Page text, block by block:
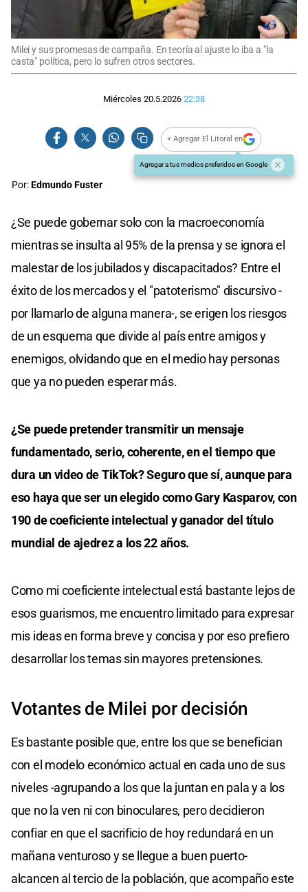
Milei y sus promesas de campaña. En teoría al ajuste lo iba a "la
casta" política, pero lo sufren otros sectores.
Miércoles 20.5.2026 22:38
+ Agregar El Litoral en
Agregar a tus medios preferidos en Google
Por:Edmundo Fuster
¿Se puede gobernar solo con la macroeconomía
mientras se insulta al 95% de la prensa y se ignora el
malestar de los jubilados y discapacitados? Entre el
éxito de los mercados y el "patoterismo" discursivo -
por llamarlo de alguna manera-, se erigen los riesgos
de un esquema que divide al país entre amigos y
enemigos, olvidando que en el medio hay personas
que ya no pueden esperar más.
¿Se puede pretender transmitir un mensaje
fundamentado, serio, coherente, en el tiempo que
dura un video de TikTok? Seguro que sí, aunque para
eso haya que ser un elegido como Gary Kasparov, con
190 de coeficiente intelectual y ganador del título
mundial de ajedrez a los 22 años.
Como mi coeficiente intelectual está bastante lejos de
esos guarismos, me encuentro limitado para expresar
mis ideas en forma breve y concisa y por eso prefiero
desarrollar los temas sin mayores pretensiones.
Votantes de Milei por decisión
Es bastante posible que, entre los que se benefician
con el modelo económico actual en cada uno de sus
niveles -agrupando a los que la juntan en pala y a los
que no la ven ni con binoculares, pero decidieron
confiar en que el sacrificio de hoy redundará en un
mañana venturoso y se llegue a buen puerto-
alcancen al tercio de la población, que acompaño este